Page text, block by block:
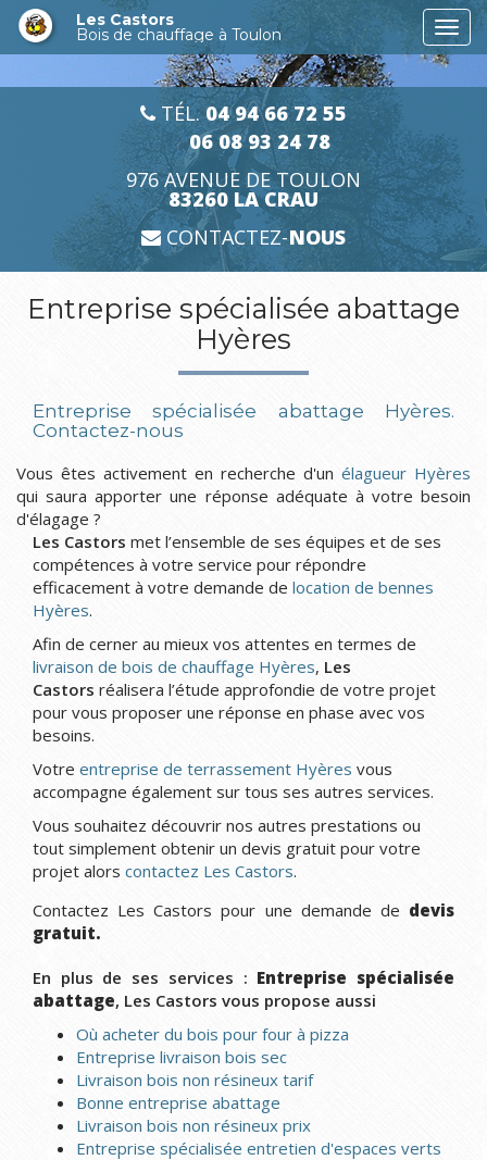
Aller
contenu
Les Castors
Bois de chauffage à Toulon
TÉL. 04 94 66 72 55
06 08 93 24 78
976 AVENUE DE TOULON
83260 LA CRAU
CONTACTEZ-NOUS
Entreprise spécialisée abattage
Hyères
Entreprise spécialisée abattage Hyères.
Contactez-nous
Vous êtes activement en recherche d'un élagueur Hyères
qui saura apporter une réponse adéquate à votre besoin
d'élagage ?
Les Castors met l’ensemble de ses équipes et de ses
compétences à votre service pour répondre
efficacement à votre demande de location de bennes
Hyères.
Afin de cerner au mieux vos attentes en termes de
livraison de bois de chauffage Hyères, Les
Castors réalisera l’étude approfondie de votre projet
pour vous proposer une réponse en phase avec vos
besoins.
Votre entreprise de terrassement Hyères vous
accompagne également sur tous ses autres services.
Vous souhaitez découvrir nos autres prestations ou
tout simplement obtenir un devis gratuit pour votre
projet alors contactez Les Castors.
Contactez Les Castors pour une demande de devis
gratuit.
En plus de ses services : Entreprise spécialisée
abattage, Les Castors vous propose aussi
Où acheter du bois pour four à pizza
Entreprise livraison bois sec
Livraison bois non résineux tarif
Bonne entreprise abattage
Livraison bois non résineux prix
Entreprise spécialisée entretien d'espaces verts